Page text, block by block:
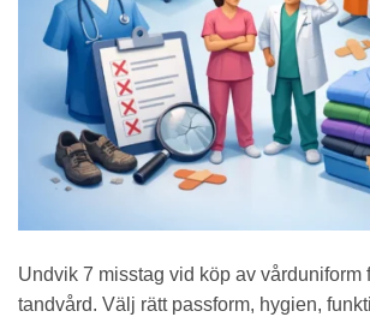
Undvik 7 misstag vid köp av vårduniform
tandvård. Välj rätt passform, hygien,